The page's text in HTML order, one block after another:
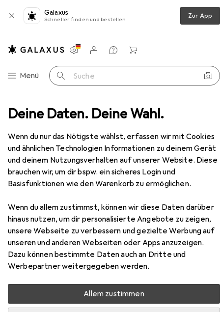
Deine Daten. Deine Wahl.
Wenn du nur das Nötigste wählst, erfassen wir mit Cookies
und ähnlichen Technologien Informationen zu deinem Gerät
und deinem Nutzungsverhalten auf unserer Website. Diese
brauchen wir, um dir bspw. ein sicheres Login und
Basisfunktionen wie den Warenkorb zu ermöglichen.
Wenn du allem zustimmst, können wir diese Daten darüber
hinaus nutzen, um dir personalisierte Angebote zu zeigen,
unsere Webseite zu verbessern und gezielte Werbung auf
unseren und anderen Webseiten oder Apps anzuzeigen.
Dazu können bestimmte Daten auch an Dritte und
Werbepartner weitergegeben werden.
Allem zustimmen
Galaxus
Schneller finden und bestellen Zur App
Navigation nach Kategorien
Menü Suche
Einstellungen
Kundenkonto
Vergleichslisten
Merklisten
Warenkorb
+ Teppiche Teppich Homie Living Teppich Vita
EUR
173,–
Homie Living Teppich Vita
Zubehör für Homie Living
Teppich Vita
Hier findest du passendes Zubehör zum Produkt Homie
Living Teppich Vita aus den Kategorien Nassreiniger
Zubehör und Reinigungsmittel.